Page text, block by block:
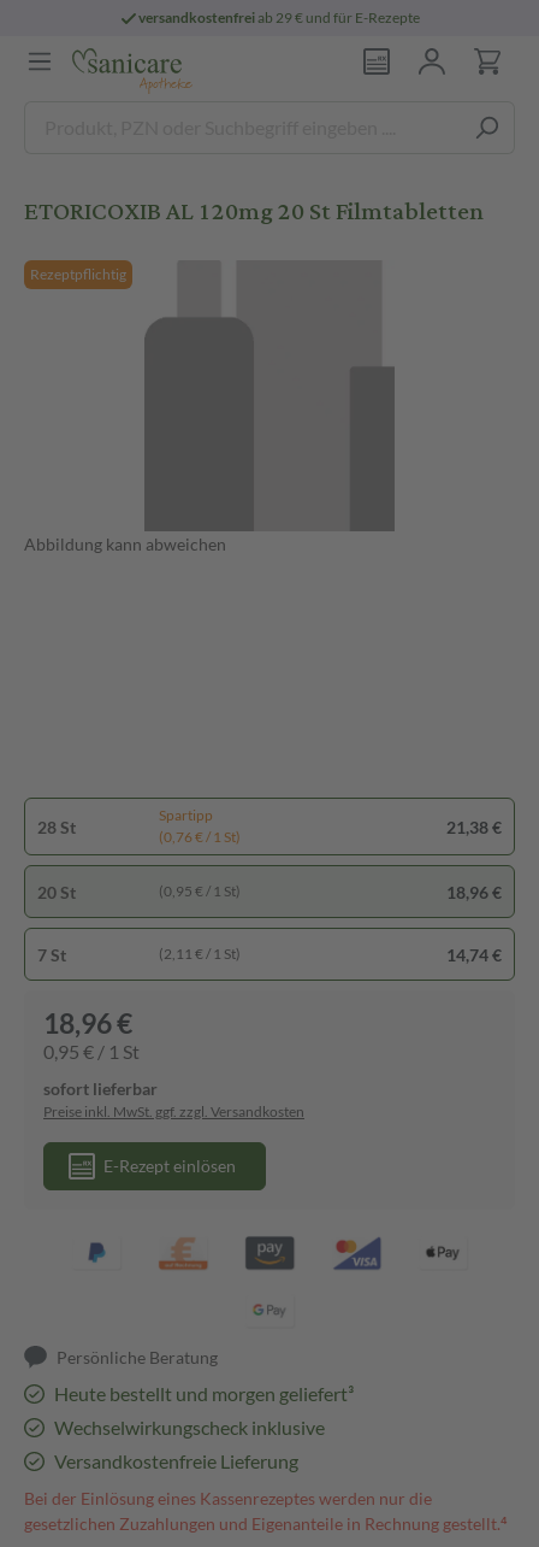
versandkostenfreiab 29 € und für E-Rezepte
ETORICOXIB AL 120mg 20 St Filmtabletten
Rezeptpflichtig
Abbildung kann abweichen
28 St
Spartipp
(0,76 € / 1 St)
21,38 €
20 St (0,95 € / 1 St) 18,96 €
7 St (2,11 € / 1 St) 14,74 €
18,96 €
0,95 € / 1 St
sofort lieferbar
Preise inkl. MwSt. ggf. zzgl. Versandkosten
E-Rezept einlösen
Persönliche Beratung
Heute bestellt und morgen geliefert³
Wechselwirkungscheck inklusive
Versandkostenfreie Lieferung
Bei der Einlösung eines Kassenrezeptes werden nur die
gesetzlichen Zuzahlungen und Eigenanteile in Rechnung gestellt.⁴